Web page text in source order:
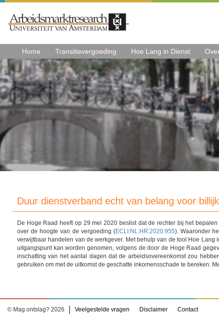
Home Transitievergoeding Hoe Lang in Dienst
Duur dienstverband echt van belang voor
De Hoge Raad heeft op 29 mei 2020 beslist dat de rechter bij het
over de hoogte van de vergoeding (ECLI:NL:HR:2020:955). Waaronder
verwijtbaar handelen van de werkgever. Met behulp van de tool Hoe
uitgangspunt kan worden genomen, volgens de door de Hoge Raad
inschatting van het aantal dagen dat de arbeidsovereenkomst zou
gebruiken om met de uitkomst de geschatte inkomensschade te bereken.
© Mag ontslag? 2026 Veelgestelde vragen Disclaimer Contact